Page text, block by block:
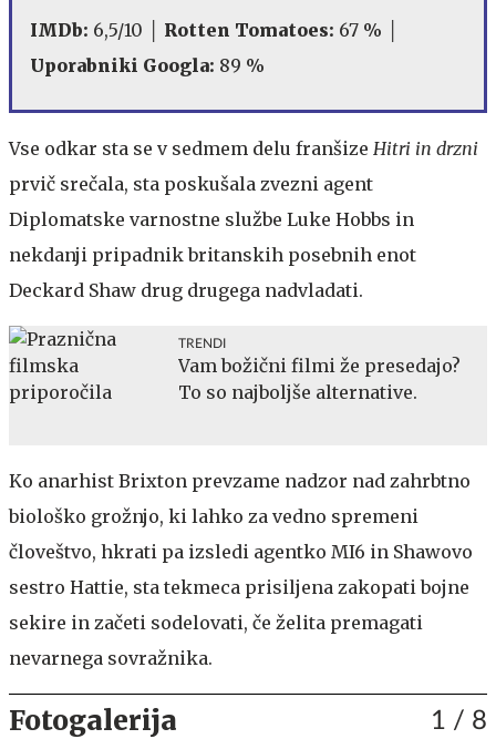
IMDb: 6,5/10 │ Rotten Tomatoes: 67 % │
Uporabniki Googla: 89 %
Vse odkar sta se v sedmem delu franšize Hitri in drzni
prvič srečala, sta poskušala zvezni agent
Diplomatske varnostne službe Luke Hobbs in
nekdanji pripadnik britanskih posebnih enot
Deckard Shaw drug drugega nadvladati.
TRENDI
Vam božični filmi že presedajo?
To so najboljše alternative.
Ko anarhist Brixton prevzame nadzor nad zahrbtno
biološko grožnjo, ki lahko za vedno spremeni
človeštvo, hkrati pa izsledi agentko MI6 in Shawovo
sestro Hattie, sta tekmeca prisiljena zakopati bojne
sekire in začeti sodelovati, če želita premagati
nevarnega sovražnika.
Fotogalerija 1 / 8